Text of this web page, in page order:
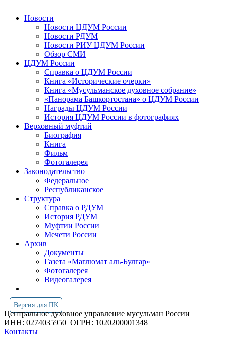
Новости
Новости ЦДУМ России
Новости РДУМ
Новости РИУ ЦДУМ России
Обзор СМИ
ЦДУМ России
Справка о ЦДУМ России
Книга «Исторические очерки»
Книга «Мусульманское духовное собрание»
«Панорама Башкортостана» о ЦДУМ России
Награды ЦДУМ России
История ЦДУМ России в фотографиях
Верховный муфтий
Биография
Книга
Фильм
Фотогалерея
Законодательство
Федеральное
Республиканское
Структура
Справка о РДУМ
История РДУМ
Муфтии России
Мечети России
Архив
Документы
Газета «Маглюмат аль-Булгар»
Фотогалерея
Видеогалерея
Версия для ПК
Центральное духовное управление мусульман России
ИНН: 0274035950 ОГРН: 1020200001348
Контакты